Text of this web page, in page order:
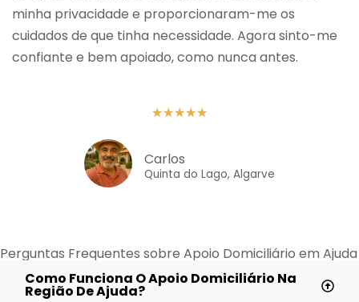
minha privacidade e proporcionaram-me os
cuidados de que tinha necessidade. Agora sinto-me
confiante e bem apoiado, como nunca antes.
★★★★★
Carlos
Quinta do Lago, Algarve
Perguntas Frequentes sobre Apoio Domiciliário em Ajuda
Como Funciona O Apoio Domiciliário Na
Região De Ajuda?